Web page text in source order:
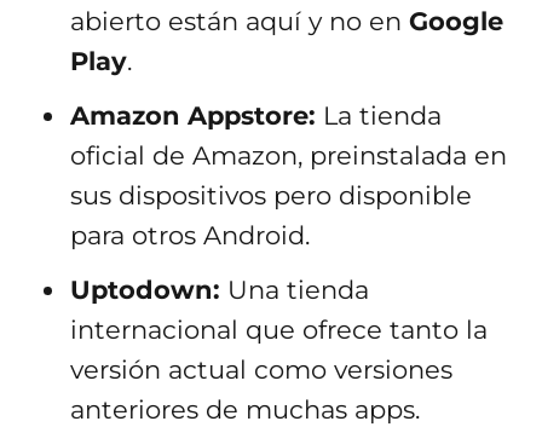
abierto están aquí y no en Google
Play.
Amazon Appstore: La tienda
oficial de Amazon, preinstalada en
sus dispositivos pero disponible
para otros Android.
Uptodown: Una tienda
internacional que ofrece tanto la
versión actual como versiones
anteriores de muchas apps.